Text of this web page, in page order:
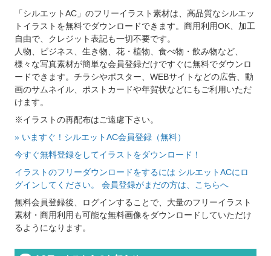
「シルエットAC」のフリーイラスト素材は、高品質なシルエッ
トイラストを無料でダウンロードできます。商用利用OK、加工
自由で、クレジット表記も一切不要です。
人物、ビジネス、生き物、花・植物、食べ物・飲み物など、
様々な写真素材が簡単な会員登録だけですぐに無料でダウンロ
ードできます。チラシやポスター、WEBサイトなどの広告、動
画のサムネイル、ポストカードや年賀状などにもご利用いただ
けます。
※イラストの再配布はご遠慮下さい。
» いますぐ！シルエットAC会員登録（無料）
今すぐ無料登録をしてイラストをダウンロード！
イラストのフリーダウンロードをするには シルエットACにロ
グインしてください。 会員登録がまだの方は、こちらへ
無料会員登録後、ログインすることで、大量のフリーイラスト
素材・商用利用も可能な無料画像をダウンロードしていただけ
るようになります。